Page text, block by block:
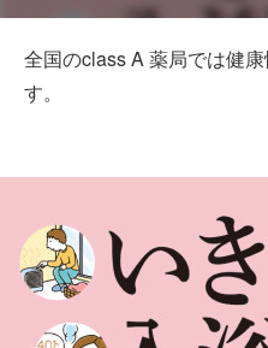
全国のclass A 薬局では健
す。